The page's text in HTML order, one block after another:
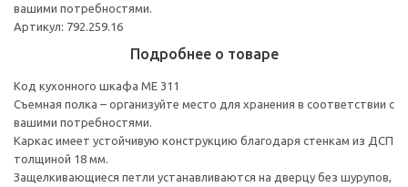
вашими потребностями.
Артикул: 792.259.16
Подробнее о товаре
Код кухонного шкафа ME 311
Съемная полка – организуйте место для хранения в соответствии с
вашими потребностями.
Каркас имеет устойчивую конструкцию благодаря стенкам из ДСП
толщиной 18 мм.
Защелкивающиеся петли устанавливаются на дверцу без шурупов,